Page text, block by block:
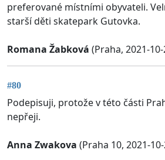
preferované místními obyvateli.
starší děti skatepark Gutovka.
Romana Žabková (Praha, 2021-
#80
Podepisuji, protože v této části
nepřeji.
Anna Zwakova (Praha 10, 2021-